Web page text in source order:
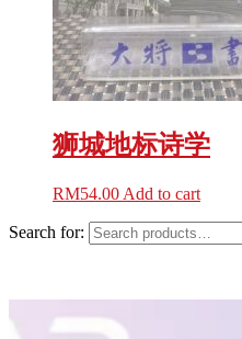
狮城地标诗学
RM54.00 Add to cart
Search for: